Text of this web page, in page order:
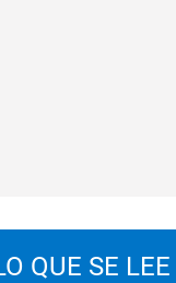
QUE SE